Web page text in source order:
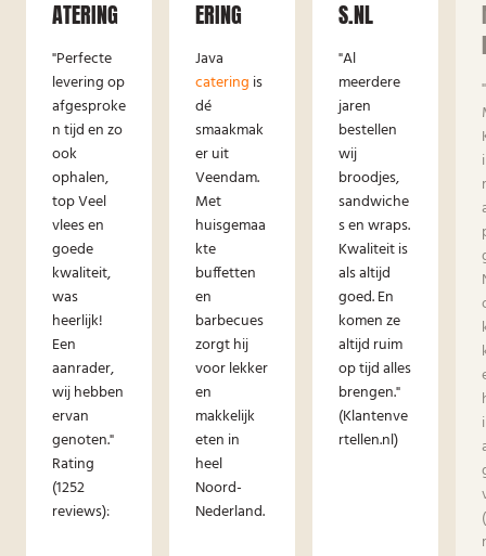
ATERING
"Perfecte
levering op
afgesproke
n tijd en zo
ook
ophalen,
top Veel
vlees en
goede
kwaliteit,
was
heerlijk!
Een
aanrader,
wij hebben
ervan
genoten."
Rating
(1252
reviews):
ERING
Java
catering is
dé
smaakmak
er uit
Veendam.
Met
huisgemaa
kte
buffetten
en
barbecues
zorgt hij
voor lekker
en
makkelijk
eten in
heel
Noord-
Nederland.
S.NL
"Al
meerdere
jaren
bestellen
wij
broodjes,
sandwiche
s en wraps.
Kwaliteit is
als altijd
goed. En
komen ze
altijd ruim
op tijd alles
brengen."
(Klantenve
rtellen.nl)